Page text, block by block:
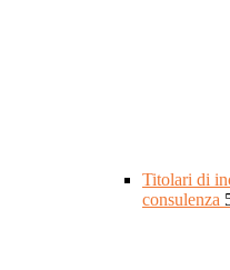
Titolari di
consulenza